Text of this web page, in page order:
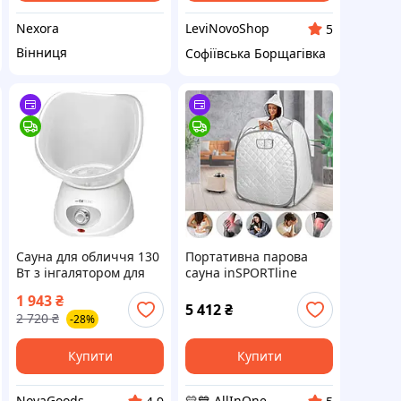
Nexora
Вінниця
LeviNovoShop
5
Софіївська Борщагівка
Сауна для обличчя 130
Вт з інгалятором для
дому біла Clatronic GN-
9336
1 943₴
2 720 ₴ -28%
Купити
Портативна парова
сауна inSPORTline
Steamona II AllInOne -
market-without-queues-
5 412₴
Купити